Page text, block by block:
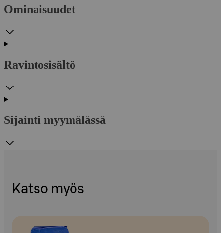
Ominaisuudet
Ravintosisältö
Sijainti myymälässä
Katso myös